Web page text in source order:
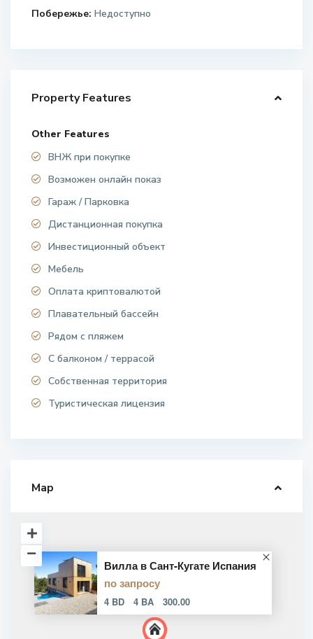
Побережье: Недоступно
Property Features
Other Features
ВНЖ при покупке
Возможен онлайн показ
Гараж / Парковка
Дистанционная покупка
Инвестиционный объект
Мебель
Оплата криптовалютой
Плавательный бассейн
Рядом с пляжем
С балконом / террасой
Собственная территория
Туристическая лицензия
Map
Вилла в Сант-Кугате Испания
по запросу
4 BD 4 BA 300.00